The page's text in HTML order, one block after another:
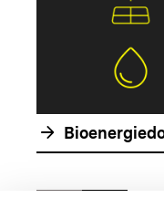
arrow_forward